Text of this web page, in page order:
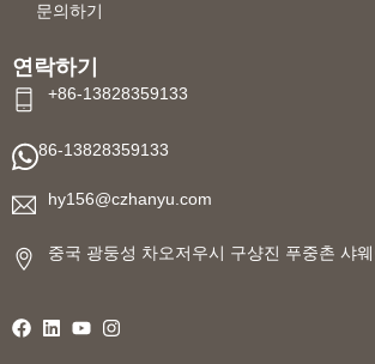
문의하기
연락하기
+86-13828359133
86-13828359133
hy156@czhanyu.com
중국 광둥성 차오저우시 구샹진 푸중촌 샤